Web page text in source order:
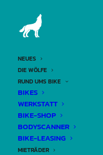
NEUES
DIE WÖLFE
RUND UMS BIKE
BIKES
WERKSTATT
BIKE-SHOP
BODYSCANNER
BIKE-LEASING
MIETRÄDER
DER
AM
… denn wir sind für euch